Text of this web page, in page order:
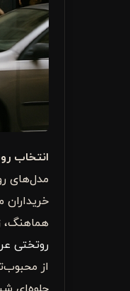
انتخاب
مدل‌های
خریداران
هماهنگ،
روتختی
از